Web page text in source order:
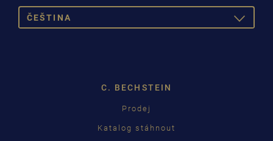
ČEŠTINA
TOGGLE
C. BECHSTEIN
Prodej
Katalog stáhnout